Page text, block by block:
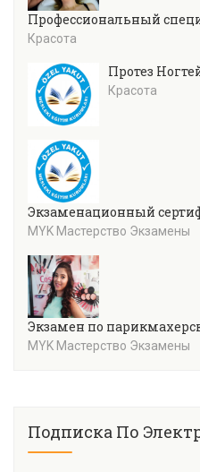
Профессиональный
Красота
Протез
Красота
Экзаменационный
MYK Мастерство Экзамены
Экзамен по
MYK Мастерство Экзамены
Подписка По